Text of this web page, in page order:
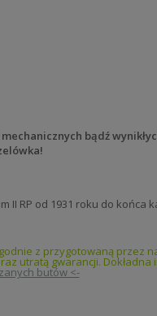
bądź
II RP od 1931 roku do końca
z przygotowaną przez
utratą gwarancji.
butów <-